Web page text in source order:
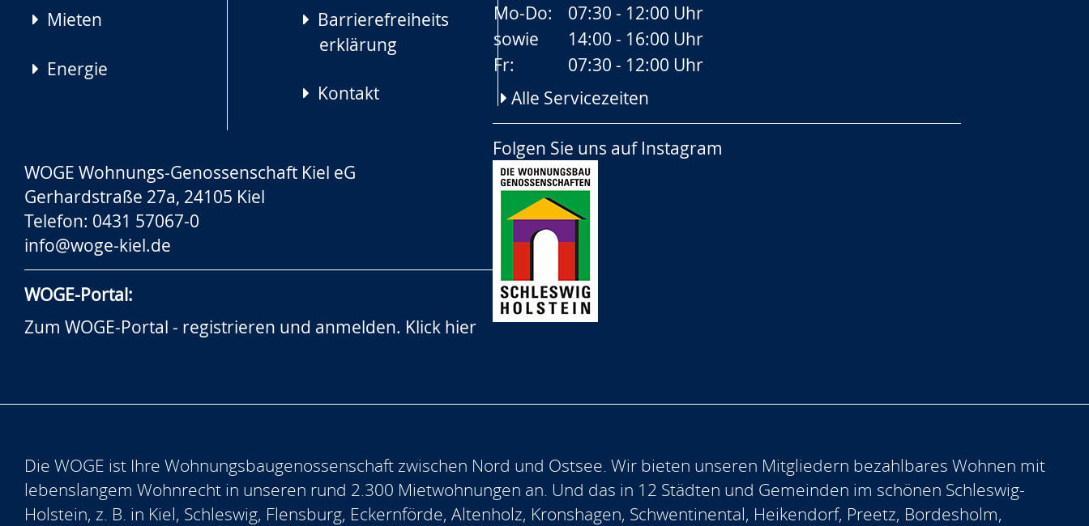
Mieten
Energie
Barrierefreiheits
erklärung
Kontakt
Mo-Do:
07:30 - 12:00 Uhr
sowie
14:00 - 16:00 Uhr
Fr:
07:30 - 12:00 Uhr
Alle Servicezeiten
Folgen Sie uns auf Instagram
WOGE Wohnungs-Genossenschaft Kiel eG
Gerhardstraße 27a, 24105 Kiel
Telefon: 0431 57067-0
info@woge-kiel.de
WOGE-Portal:
Zum WOGE-Portal - registrieren und anmelden. Klick hier
Die WOGE ist Ihre Wohnungsbaugenossenschaft zwischen Nord und Ostsee. Wir bieten unseren Mitgliedern bezahlbares Wohnen mit
lebenslangem Wohnrecht in unseren rund 2.300 Mietwohnungen an. Und das in 12 Städten und Gemeinden im schönen Schleswig-
Holstein, z. B. in Kiel, Schleswig, Flensburg, Eckernförde, Altenholz, Kronshagen, Schwentinental, Heikendorf, Preetz, Bordesholm,